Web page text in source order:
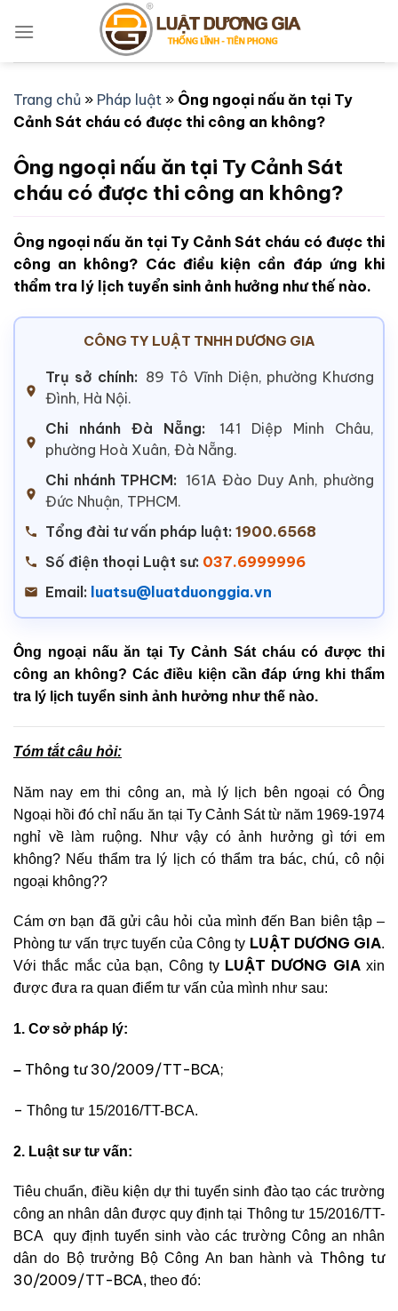
qua
Trang chủ » Pháp luật » Ông ngoại nấu ăn tại Ty
Cảnh Sát cháu có được thi công an không?
Ông ngoại nấu ăn tại Ty Cảnh Sát
cháu có được thi công an không?
Ông ngoại nấu ăn tại Ty Cảnh Sát cháu có được thi
công an không? Các điều kiện cần đáp ứng khi
thẩm tra lý lịch tuyển sinh ảnh hưởng như thế nào.
CÔNG TY LUẬT TNHH DƯƠNG GIA
Trụ sở chính: 89 Tô Vĩnh Diện, phường Khương
Đình, Hà Nội.
Chi nhánh Đà Nẵng:
141 Diệp Minh Châu,
phường Hoà Xuân, Đà Nẵng.
Chi nhánh TPHCM: 161A Đào Duy Anh, phường
Đức Nhuận, TPHCM.
Tổng đài tư vấn pháp luật: 1900.6568
Số điện thoại Luật sư: 037.6999996
Email: luatsu@luatduonggia.vn
Ông ngoại nấu ăn tại Ty Cảnh Sát cháu có được thi
công an không? Các điều kiện cần đáp ứng khi thẩm
tra lý lịch tuyển sinh ảnh hưởng như thế nào.
Tóm tắt câu hỏi:
Năm nay em thi công an, mà lý lịch bên ngoại có Ông
Ngoại hồi đó chỉ nấu ăn tại Ty Cảnh Sát từ năm 1969-1974
nghỉ về làm ruộng. Như vậy có ảnh hưởng gì tới em
không? Nếu thẩm tra lý lịch có thẩm tra bác, chú, cô nội
ngoại không??
Cám ơn bạn đã gửi câu hỏi của mình đến Ban biên tập –
Phòng tư vấn trực tuyến của Công ty LUẬT DƯƠNG GIA.
Với thắc mắc của bạn, Công ty LUẬT DƯƠNG GIAxin
được đưa ra quan điểm tư vấn của mình như sau:
1. Cơ sở pháp lý:
– Thông tư 30/2009/TT-BCA;
– Thông tư 15/2016/TT-BCA.
2. Luật sư tư vấn:
Tiêu chuẩn, điều kiện dự thi tuyển sinh đào tạo các trường
công an nhân dân được quy định tại Thông tư 15/2016/TT-
BCA quy định tuyển sinh vào các trường Công an nhân
dân do Bộ trưởng Bộ Công An ban hành và Thông tư
30/2009/TT-BCA, theo đó: